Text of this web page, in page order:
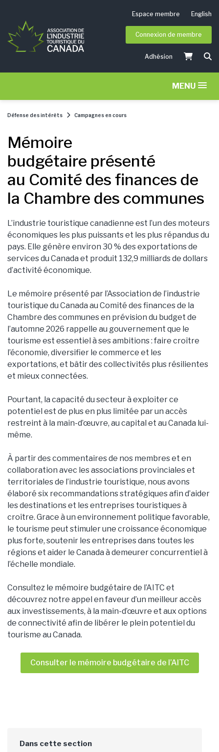
Espace membre English
Connexion de membre
Adhésion
MENU
Défense des intérêts Campagnes en cours
Mémoire
budgétaire présenté
au Comité des finances de
la Chambre des communes
L’industrie touristique canadienne est l’un des moteurs
économiques les plus puissants et les plus répandus du
pays. Elle génère environ 30 % des exportations de
services du Canada et produit 132,9 milliards de dollars
d’activité économique.
Le mémoire présenté par l’Association de l’industrie
touristique du Canada au Comité des finances de la
Chambre des communes en prévision du budget de
l’automne 2026 rappelle au gouvernement que le
tourisme est essentiel à ses ambitions : faire croître
l’économie, diversifier le commerce et les
exportations, et bâtir des collectivités plus résilientes
et mieux connectées.
Pourtant, la capacité du secteur à exploiter ce
potentiel est de plus en plus limitée par un accès
restreint à la main-d’œuvre, au capital et au Canada lui-
même.
À partir des commentaires de nos membres et en
collaboration avec les associations provinciales et
territoriales de l’industrie touristique, nous avons
élaboré six recommandations stratégiques afin d’aider
les destinations et les entreprises touristiques à
croître. Grace à un environnement politique favorable,
le tourisme peut stimuler une croissance économique
plus forte, soutenir les entreprises dans toutes les
régions et aider le Canada à demeurer concurrentiel à
l’échelle mondiale.
Consultez le mémoire budgétaire de l’AITC et
découvrez notre appel en faveur d’un meilleur accès
aux investissements, à la main-d’œuvre et aux options
de connectivité afin de libérer le plein potentiel du
tourisme au Canada.
Consulter le mémoire budgétaire de l’AITC